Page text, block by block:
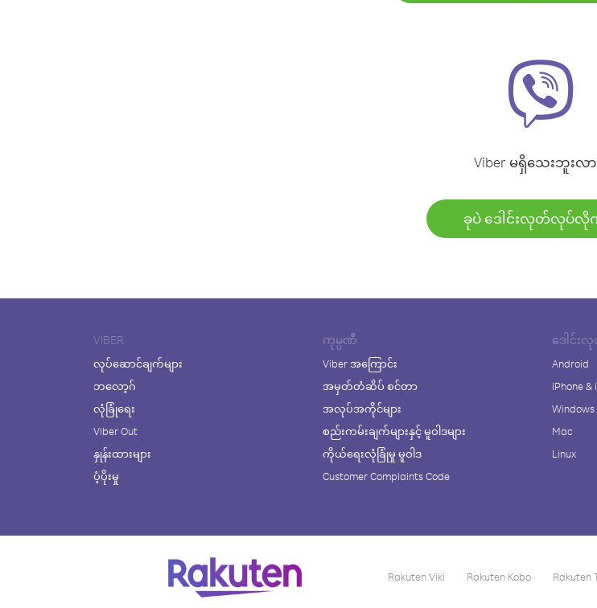
Viber မရှိသေးဘူးလာ
ခုပဲ ဒေါင်းလုတ်လုပ်လို
VIBER
လုပ်ဆောင်ချက်များ
ဘလော့ဂ်
လုံခြုံရေး
Viber Out
နှုန်းထားများ
ပံ့ပိုးမှု
ကုမ္ပဏီ
Viber အကြောင်း
အမှတ်တံဆိပ် စင်တာ
အလုပ်အကိုင်များ
စည်းကမ်းချက်များနှင့် မူဝါဒများ
ကိုယ်ရေးလုံခြုံမှု မူဝါဒ
Customer Complaints Code
ဒေါင်း
Android
iPhone &
Windows
Mac
Linux
Rakuten Viki Rakuten Kobo Rakuten